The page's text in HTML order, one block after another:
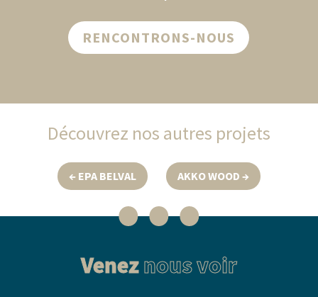
RENCONTRONS-NOUS
Découvrez nos autres projets
← EPA BELVAL AKKO WOOD →
Veneznous voir